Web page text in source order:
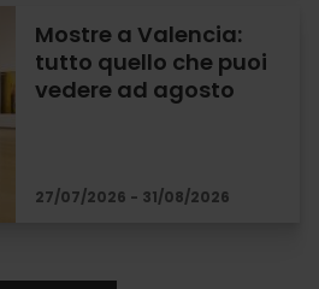
Mostre a Valencia:
tutto quello che puoi
vedere ad agosto
27/07/2026 - 31/08/2026